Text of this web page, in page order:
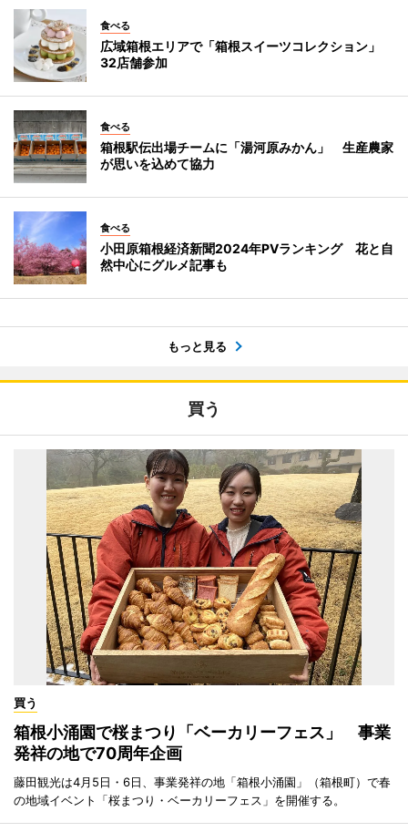
食べる
広域箱根エリアで「箱根スイーツコレクション」
32店舗参加
食べる
箱根駅伝出場チームに「湯河原みかん」 生産農家
が思いを込めて協力
食べる
小田原箱根経済新聞2024年PVランキング 花と自
然中心にグルメ記事も
もっと見る
買う
買う
箱根小涌園で桜まつり「ベーカリーフェス」 事業
発祥の地で70周年企画
藤田観光は4月5日・6日、事業発祥の地「箱根小涌園」（箱根町）で春
の地域イベント「桜まつり・ベーカリーフェス」を開催する。